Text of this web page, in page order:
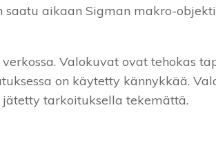
aikaan Sigman makro-
Valokuvat ovat tehokas
on käytetty kännykkää.
tarkoituksella tekemättä.